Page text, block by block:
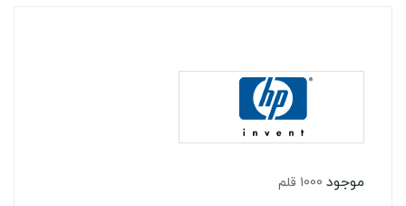
موجود 1000 قلم